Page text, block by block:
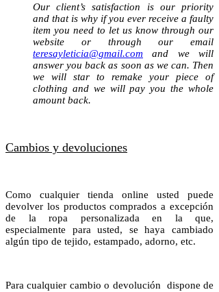
Our client’s satisfaction is our priority
and that is why if you ever receive a faulty
item you need to let us know through our
website or through our email
teresayleticia@gmail.com and we will
answer you back as soon as we can. Then
we will star to remake your piece of
clothing and we will pay you the whole
amount back.
Cambios y devoluciones
Como cualquier tienda online usted puede
devolver los productos comprados a excepción
de la ropa personalizada en la que,
especialmente para usted, se haya cambiado
algún tipo de tejido, estampado, adorno, etc.
Para cualquier cambio o devolución dispone de